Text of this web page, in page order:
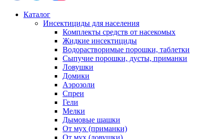
Каталог
Инсектициды для населения
Комплекты средств от насекомых
Жидкие инсектициды
Водорастворимые порошки, таблетки
Сыпучие порошки, дусты, приманки
Ловушки
Домики
Аэрозоли
Спреи
Гели
Мелки
Дымовые шашки
От мух (приманки)
От мух (ловушки)